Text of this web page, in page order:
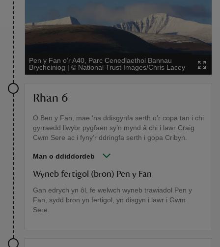
Pen y Fan o’r A40, Parc Cenedlaethol Bannau
Brycheiniog | © National Trust Images/Chris Lacey
Rhan 6
O Ben y Fan, mae ‘na ddisgynfa serth o’r copa tan i chi
gyrraedd llwybr pygfaen sy’n mynd â chi i lawr Craig
Cwm Sere ac i fyny’r ddringfa serth i gopa Cribyn.
Man o ddiddordeb
Wyneb fertigol (bron) Pen y Fan
Gan edrych yn ôl, fe welwch wyneb trawiadol Pen y
Fan, sydd bron yn fertigol, yn disgyn i lawr i Gwm
Sere.